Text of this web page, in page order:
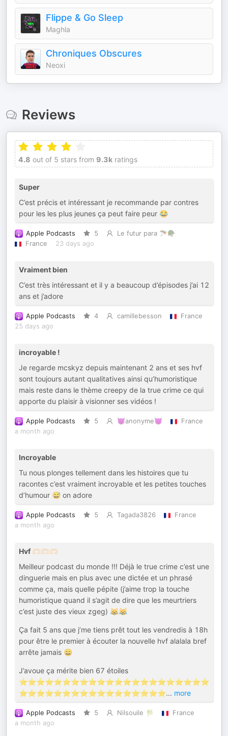
Flippe & Go Sleep
Maghla
Chroniques Obscures
Neoxi
Reviews
4.8 out of 5 stars from 9.3k ratings
Super
C’est précis et intéressant je recommande par contres
pour les les plus jeunes ça peut faire peur 😂
Apple Podcasts 5
Le futur para 🪂🪖
France
23 days ago
Vraiment bien
C’est très intéressant et il y a beaucoup d’épisodes j’ai 12
ans et j’adore
Apple Podcasts 4 camillebesson
France
25 days ago
incroyable !
Je regarde mcskyz depuis maintenant 2 ans et ses hvf
sont toujours autant qualitatives ainsi qu’humoristique
mais reste dans le thème creepy de la true crime ce qui
apporte du plaisir à visionner ses vidéos !
Apple Podcasts 5 😈anonyme😈
France
a month ago
Incroyable
Tu nous plonges tellement dans les histoires que tu
racontes c’est vraiment incroyable et les petites touches
d’humour 😅 on adore
Apple Podcasts 5 Tagada3826
France
a month ago
Hvf 🫶🏻🫶🏻🫶🏻
Meilleur podcast du monde !!! Déjà le true crime c’est une
dinguerie mais en plus avec une dictée et un phrasé
comme ça, mais quelle pépite (j’aime trop la touche
humoristique quand il s’agit de dire que les meurtriers
c’est juste des vieux zgeg) 😹😹
Ça fait 5 ans que j’me tiens prêt tout les vendredis à 18h
pour être le premier à écouter la nouvelle hvf alalala bref
arrête jamais 😄
J’avoue ça mérite bien 67 étoiles
⭐️⭐️⭐️⭐️⭐️⭐️⭐️⭐️⭐️⭐️⭐️⭐️⭐️⭐️⭐️⭐️⭐️⭐️⭐️⭐️⭐️⭐️
⭐️⭐️⭐️⭐️⭐️⭐️⭐️⭐️⭐️⭐️⭐️⭐️⭐️⭐️⭐️⭐️⭐️... more
Apple Podcasts 5 Nilsouile 🎋
France
a month ago